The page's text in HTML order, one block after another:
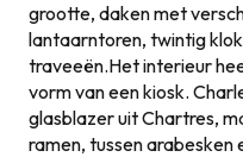
grootte, daken met
lantaarntoren, twintig
traveeën.Het interieur
vorm van een kiosk.
glasblazer uit Chartres,
ramen, tussen arabesken